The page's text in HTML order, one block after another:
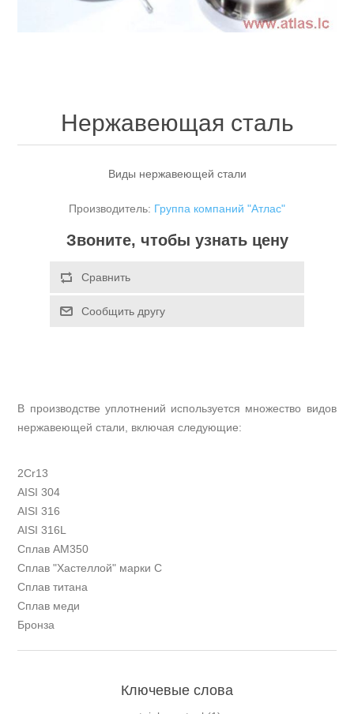
Нержавеющая сталь
Виды нержавеющей стали
Производитель: Группа компаний "Атлас"
Звоните, чтобы узнать цену
В производстве уплотнений используется множество видов
нержавеющей стали, включая следующие:
2Cr13
AISI 304
AISI 316
AISI 316L
СплавAM350
Сплав "Хастеллой" маркиC
Сплав титана
Сплав меди
Бронза
Ключевые слова